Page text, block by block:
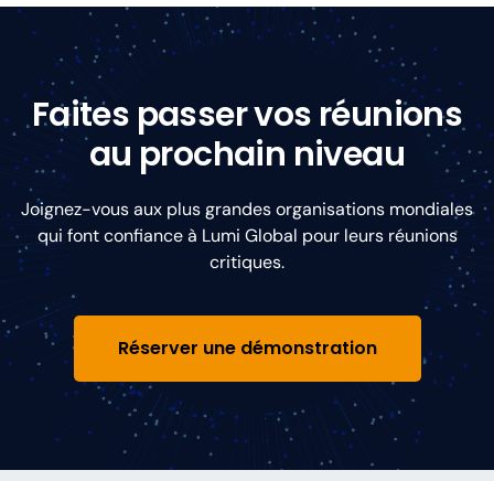
Faites passer vos réunions
au prochain niveau
Joignez-vous aux plus grandes organisations mondiales
qui font confiance à Lumi Global pour leurs réunions
critiques.
Réserver une démonstration